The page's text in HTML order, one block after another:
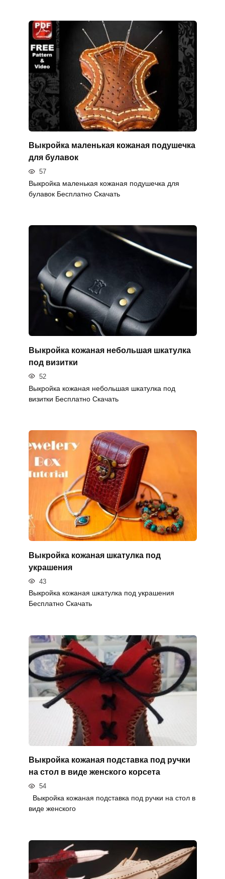
Выкройка маленькая кожаная подушечка
для булавок
57
Выкройка маленькая кожаная подушечка для
булавок Бесплатно Скачать
Выкройка кожаная небольшая шкатулка
под визитки
52
Выкройка кожаная небольшая шкатулка под
визитки Бесплатно Скачать
Выкройка кожаная шкатулка под
украшения
43
Выкройка кожаная шкатулка под украшения
Бесплатно Скачать
Выкройка кожаная подставка под ручки
на стол в виде женского корсета
54
Выкройка кожаная подставка под ручки на стол в
виде женского